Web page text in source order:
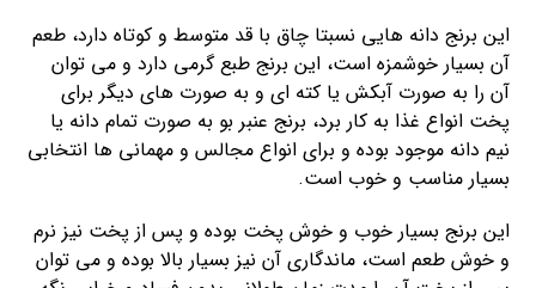
این برنج دانه هایی نسبتا چاق با قد متوسط و کوتاه دارد، طعم
آن بسیار خوشمزه است، این برنج طبع گرمی دارد و می ‌توان
آن را به صورت آبکش یا کته ای و به صورت های دیگر برای
پخت انواع غذا به کار برد، برنج عنبر بو به صورت تمام دانه یا
نیم دانه موجود بوده و برای انواع مجالس و مهمانی ها انتخابی
بسیار مناسب و خوب است.
این برنج بسیار خوب و خوش پخت بوده و پس از پخت نیز نرم
و خوش طعم است، ماندگاری آن نیز بسیار بالا بوده و می‌ توان